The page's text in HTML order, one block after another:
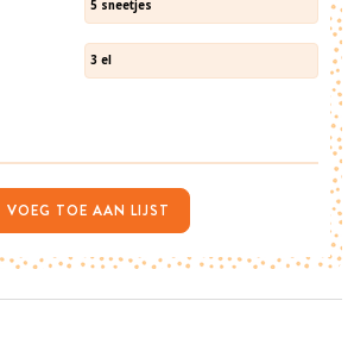
5 sneetjes
3 el
VOEG TOE AAN LIJST